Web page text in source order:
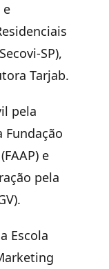
e
SP),
Tarjab.
pela
Fundação
e
pela
Escola